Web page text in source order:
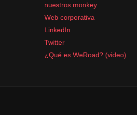
nuestros monkey
Web corporativa
LinkedIn
Twitter
¿Qué es WeRoad? (video)